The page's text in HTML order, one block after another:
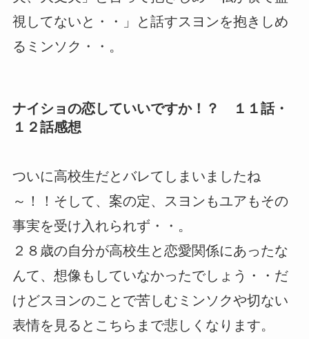
視してないと・・」と話すスヨンを抱きしめ
るミンソク・・。
ナイショの恋していいですか！？ １１話・
１２話感想
ついに高校生だとバレてしまいましたね
～！！そして、案の定、スヨンもユアもその
事実を受け入れられず・・。
２８歳の自分が高校生と恋愛関係にあったな
んて、想像もしていなかったでしょう・・だ
けどスヨンのことで苦しむミンソクや切ない
表情を見るとこちらまで悲しくなります。